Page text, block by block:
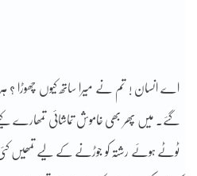
اے انسان ! تم نے میرا ساتھ کیوں چھوڑا ؟ ہر
گئے۔ میں پھر بھی خاموش تماشائی تمھارے
ٹوٹے ہوئے رشتہ کو جوڑنے کے لیے تمھیں کئی